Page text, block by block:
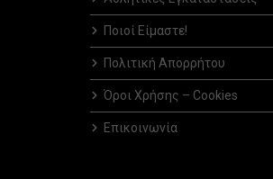
Ποιοί Είμαστε!
Πολιτική Απορρήτου
Όροι Χρήσης – Cookies
Επικοινωνία